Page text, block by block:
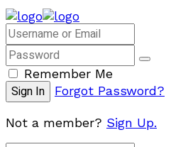
Remember Me
Forgot Password?
Not a member? Sign Up.